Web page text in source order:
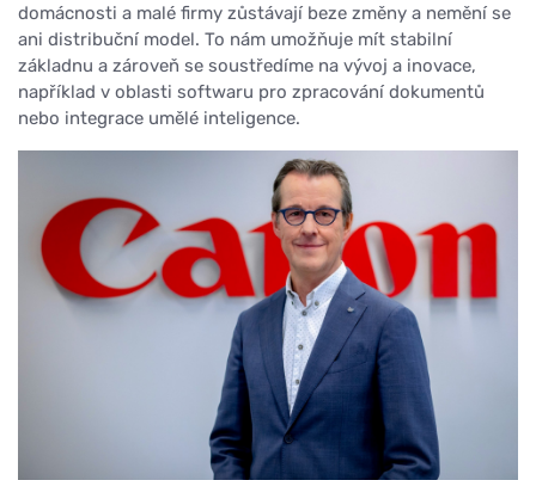
domácnosti a malé firmy zůstávají beze změny a nemění se
ani distribuční model. To nám umožňuje mít stabilní
základnu a zároveň se soustředíme na vývoj a inovace,
například v oblasti softwaru pro zpracování dokumentů
nebo integrace umělé inteligence.